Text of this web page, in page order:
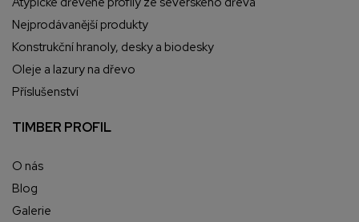
Nejprodávanější produkty
Konstrukční hranoly, desky a biodesky
Oleje a lazury na dřevo
Příslušenství
TIMBER PROFIL
O nás
Blog
Galerie